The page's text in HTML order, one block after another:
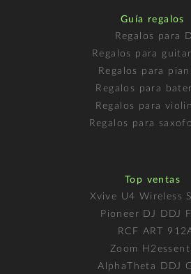
Guía regalos
Regalos para
Regalos para
Regalos para
Regalos para
Regalos para
Regalos para
Top ventas
Xvive U4 Wireless
Pioneer DJ DDJ
RCF ART
Zoom
AlphaTheta DDJ